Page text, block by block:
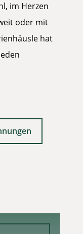
im Herzen
oder mit
hat